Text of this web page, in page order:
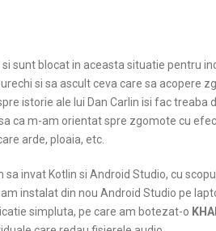
sunt blocat in aceasta situatie pentru
si sa ascult ceva care sa acopere
istorie ale lui Dan Carlin isi fac treaba
ca m-am orientat spre zgomote cu
arde, ploaia, etc.
invat Kotlin si Android Studio, cu
instalat din nou Android Studio pe
simpluta, pe care am botezat-o